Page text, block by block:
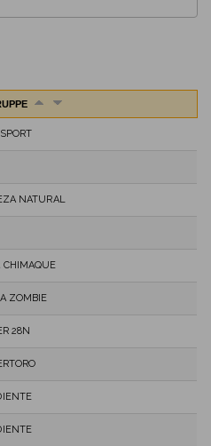
NATURAL
CHIMAQUE
ZOMBIE
28N